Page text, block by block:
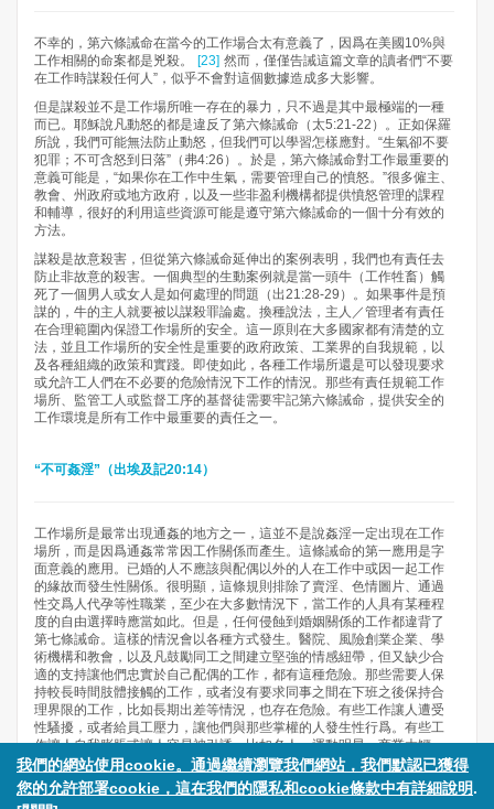
不幸的，第六條誡命在當今的工作場合太有意義了，因爲在美國10%與
工作相關的命案都是兇殺。
[23] 然而，僅僅告誡這篇文章的讀者們“不要
在工作時謀殺任何人”，似乎不會對這個數據造成多大影響。
但是謀殺並不是工作場所唯一存在的暴力，只不過是其中最極端的一種
而已。耶穌說凡動怒的都是違反了第六條誡命（太5:21-22）。正如保羅
所說，我們可能無法防止動怒，但我們可以學習怎樣應對。“生氣卻不要
犯罪；不可含怒到日落”（弗4:26）。於是，第六條誡命對工作最重要的
意義可能是，“如果你在工作中生氣，需要管理自己的憤怒。”很多僱主、
教會、州政府或地方政府，以及一些非盈利機構都提供憤怒管理的課程
和輔導，很好的利用這些資源可能是遵守第六條誡命的一個十分有效的
方法。
謀殺是故意殺害，但從第六條誡命延伸出的案例表明，我們也有責任去
防止非故意的殺害。一個典型的生動案例就是當一頭牛（工作牲畜）觸
死了一個男人或女人是如何處理的問題（出21:28-29）。如果事件是預
謀的，牛的主人就要被以謀殺罪論處。換種說法，主人／管理者有責任
在合理範圍內保證工作場所的安全。這一原則在大多國家都有清楚的立
法，並且工作場所的安全性是重要的政府政策、工業界的自我規範，以
及各種組織的政策和實踐。即使如此，各種工作場所還是可以發現要求
或允許工人們在不必要的危險情況下工作的情況。那些有責任規範工作
場所、監管工人或監督工序的基督徒需要牢記第六條誡命，提供安全的
工作環境是所有工作中最重要的責任之一。
“不可姦淫”（出埃及記20:14）
工作場所是最常出現通姦的地方之一，這並不是說姦淫一定出現在工作
場所，而是因爲通姦常常因工作關係而產生。這條誡命的第一應用是字
面意義的應用。已婚的人不應該與配偶以外的人在工作中或因一起工作
的緣故而發生性關係。很明顯，這條規則排除了賣淫、色情圖片、通過
性交爲人代孕等性職業，至少在大多數情況下，當工作的人具有某種程
度的自由選擇時應當如此。但是，任何侵蝕到婚姻關係的工作都違背了
第七條誡命。這樣的情況會以各種方式發生。醫院、風險創業企業、學
術機構和教會，以及凡鼓勵同工之間建立堅強的情感紐帶，但又缺少合
適的支持讓他們忠實於自己配偶的工作，都有這種危險。那些需要人保
持較長時間肢體接觸的工作，或者沒有要求同事之間在下班之後保持合
理界限的工作，比如長期出差等情況，也存在危險。有些工作讓人遭受
性騷擾，或者給員工壓力，讓他們與那些掌權的人發生性行爲。有些工
作讓人自我膨脹或讓人容易被引誘，比如名人、運動明星、商業大鱷、
政府高層和非常富有的人在工作中可能面臨這種危險。有些工作需要長
時間（在身體上、精神上或情緒上）離家，從而磨損了夫妻間的連結。
這些工作都可能帶來危險，因此基督徒應該識別和避免它們，或想法減
我們的網站使用cookie。通過繼續瀏覽我們網站，我們默認已獲得
您的允許部署cookie，這在我們的隱私和cookie條款中有詳細說明.